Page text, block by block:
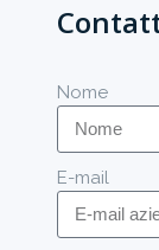
Nome
E-mail